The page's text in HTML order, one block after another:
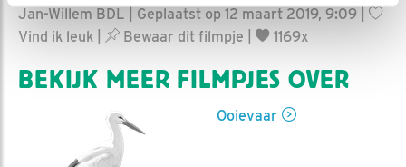
Jan-Willem BDL | Geplaatst op 12 maart 2019, 9:09 |
Vind ik leuk
Bewaar dit filmpje 1169x
BEKIJK MEER FILMPJES OVER
Ooievaar